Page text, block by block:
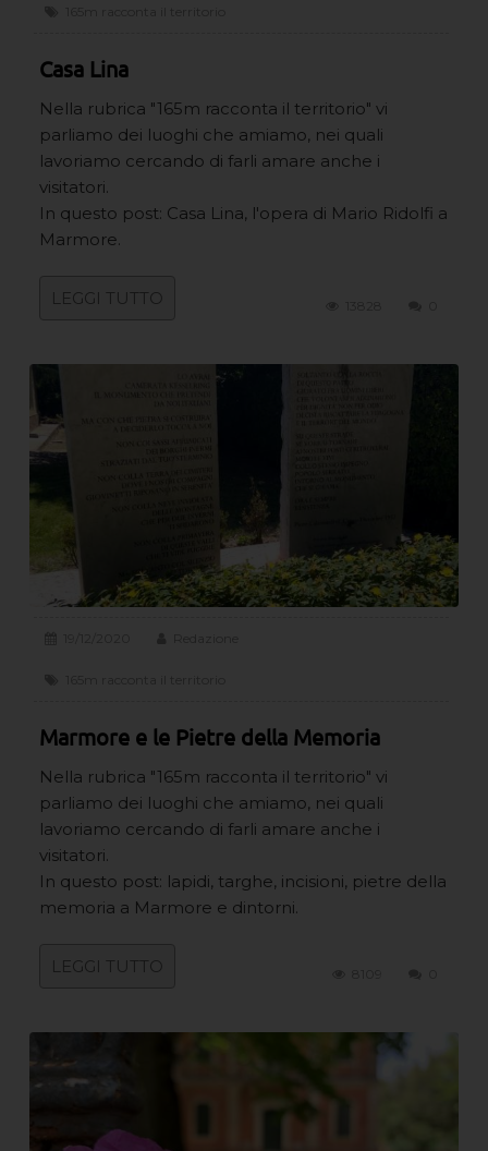
Casa Lina
Nella rubrica "165m racconta il territorio" vi
parliamo dei luoghi che amiamo, nei quali
lavoriamo cercando di farli amare anche i
visitatori.
In questo post: Casa Lina, l'opera di Mario Ridolfi a
Marmore.
LEGGI TUTTO
Marmore e le Pietre della Memoria
Nella rubrica "165m racconta il territorio" vi
parliamo dei luoghi che amiamo, nei quali
lavoriamo cercando di farli amare anche i
visitatori.
In questo post: lapidi, targhe, incisioni, pietre della
memoria a Marmore e dintorni.
LEGGI TUTTO